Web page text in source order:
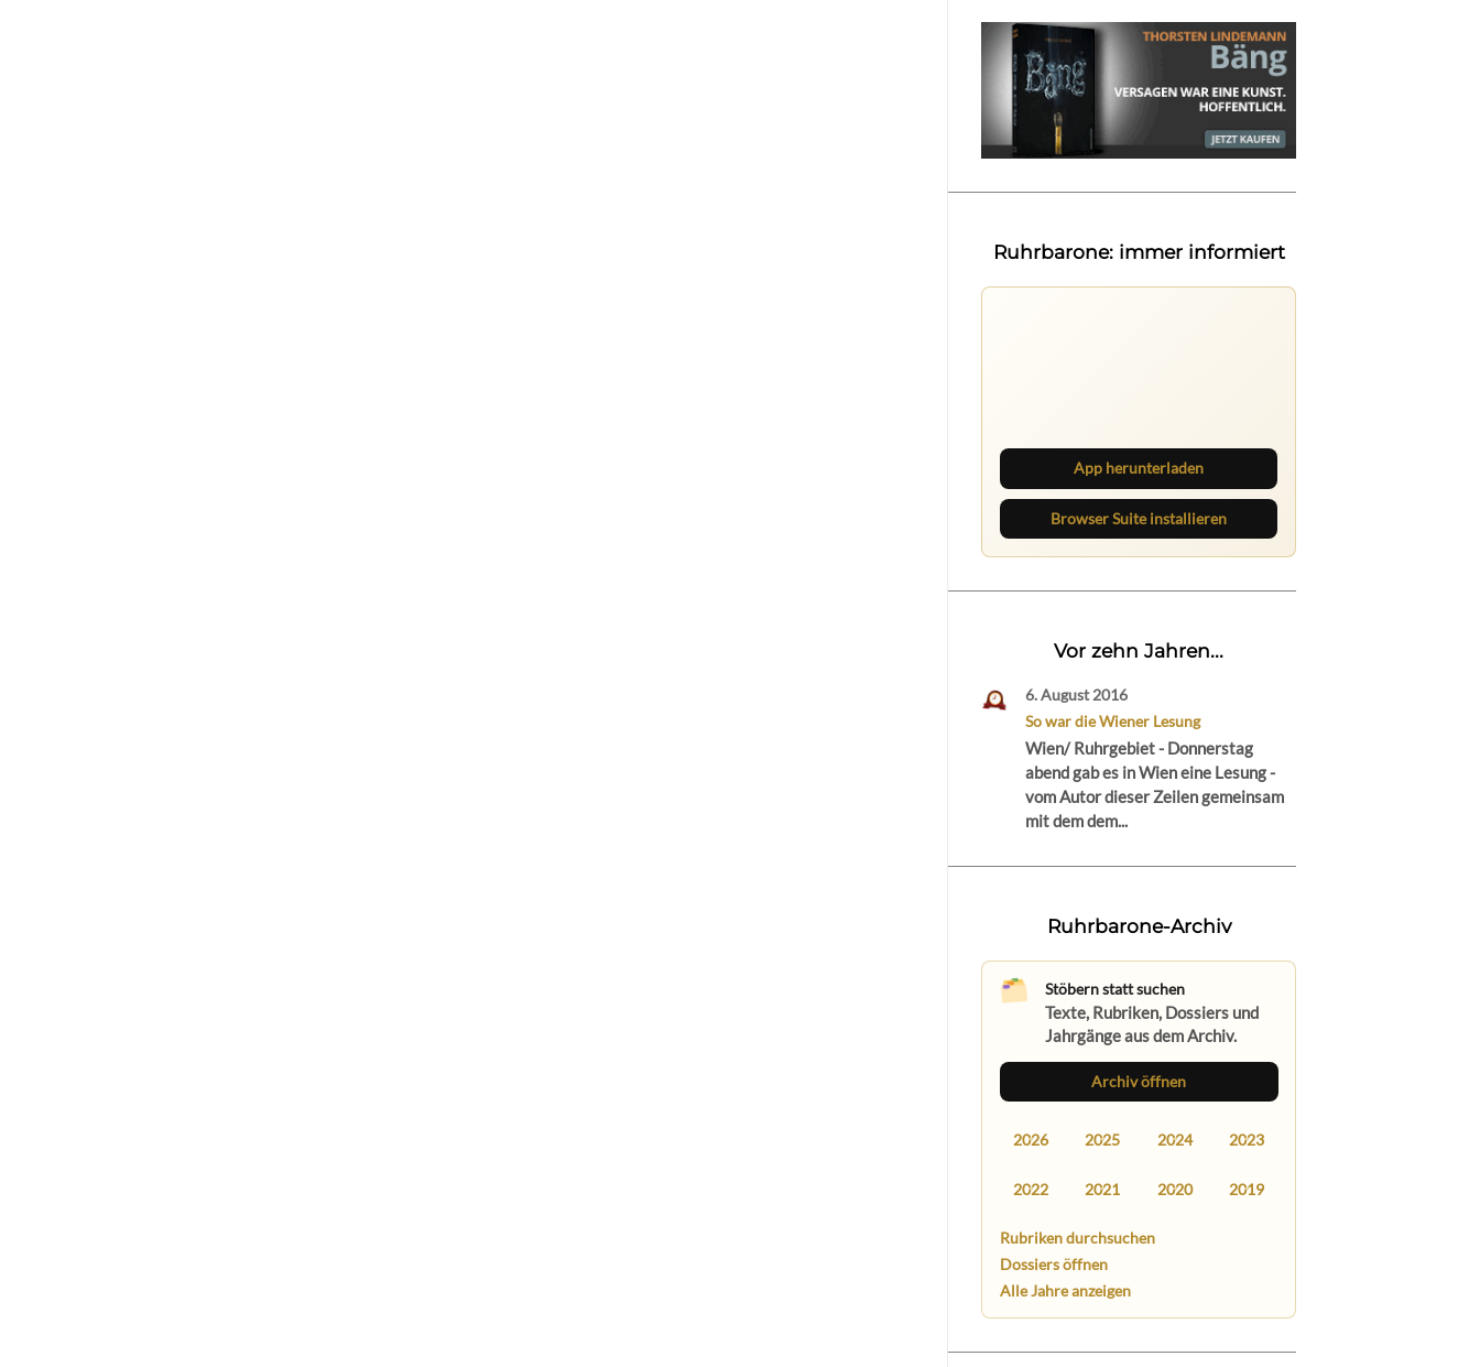
Ruhrbarone: immer informiert
App herunterladen
Browser Suite installieren
Vor zehn Jahren...
6. August 2016
So war die Wiener Lesung
Wien/ Ruhrgebiet - Donnerstag
abend gab es in Wien eine Lesung -
vom Autor dieser Zeilen gemeinsam
mit dem dem...
Ruhrbarone-Archiv
Stöbern statt suchen
Texte, Rubriken, Dossiers und
Jahrgänge aus dem Archiv.
Archiv öffnen
2026 2025 2024 2023
2022 2021 2020 2019
Rubriken durchsuchen
Dossiers öffnen
Alle Jahre anzeigen